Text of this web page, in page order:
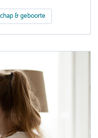
& geboorte